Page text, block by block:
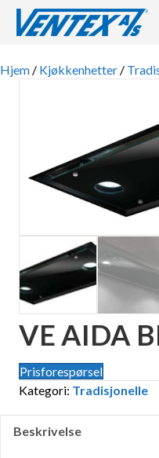
Hjem / Kjøkkenhetter /
VE AIDA
Prisforespørsel
Kategori: Tradisjonelle
Beskrivelse